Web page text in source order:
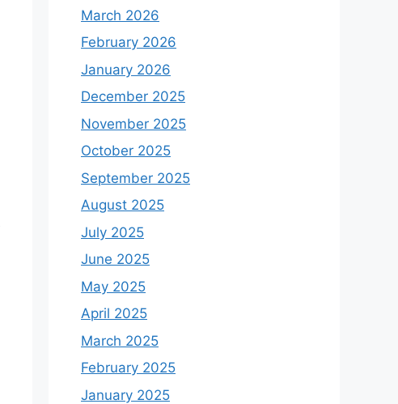
March 2026
February 2026
January 2026
December 2025
November 2025
October 2025
September 2025
August 2025
July 2025
June 2025
May 2025
April 2025
March 2025
February 2025
January 2025